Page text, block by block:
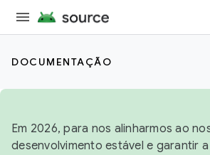
DOCUMENTAÇÃO
Em 2026, para nos alinharmos ao
desenvolvimento estável e garantir